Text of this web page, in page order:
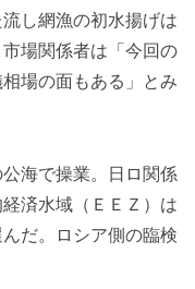
し網漁の初水揚げは
場関係者は「今回の
場の面もある」とみ
海で操業。日ロ関係
済水域（ＥＥＺ）は
だ。ロシア側の臨検